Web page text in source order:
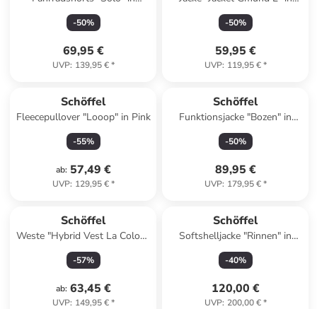
Schwarz
-50%
69,95 €
UVP: 139,95 €*
pearly afterglow
-50%
59,95 €
UVP: 119,95 €*
Schöffel
Fleecepullover "Looop" in Pink
-55%
ab: 57,49 €
UVP: 129,95 €*
Schöffel
Funktionsjacke "Bozen" in
Grün
-50%
89,95 €
UVP: 179,95 €*
Schöffel
Weste "Hybrid Vest La Colona
L" in geranium
-57%
ab: 63,45 €
UVP: 149,95 €*
Schöffel
Softshelljacke "Rinnen" in
Türkis/ Dunkelblau
-40%
120,00 €
UVP: 200,00 €*